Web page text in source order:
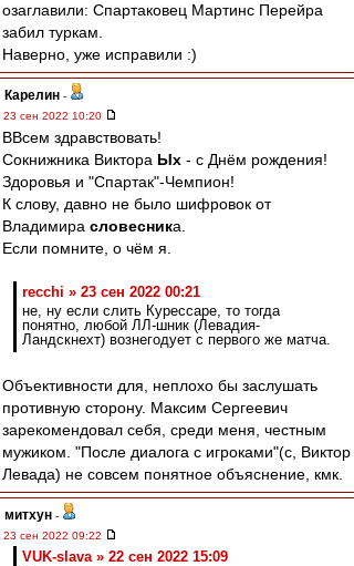
озаглавили: Спартаковец Мартинс Перейра
забил туркам.
Наверно, уже исправили :)
Карелин -
23 сен 2022 10:20
ВВсем здравствовать!
Сокнижника Виктора Ых - с Днём рождения!
Здоровья и "Спартак"-Чемпион!
К слову, давно не было шифровок от
Владимира словесника.
Если помните, о чём я.
recchi » 23 сен 2022 00:21
не, ну если слить Курессаре, то тогда
понятно, любой ЛЛ-шник (Левадия-
Ландскнехт) вознегодует с первого же матча.
Объективности для, неплохо бы заслушать
противную сторону. Максим Сергеевич
зарекомендовал себя, среди меня, честным
мужиком. "После диалога с игроками"(с, Виктор
Левада) не совсем понятное объяснение, кмк.
митхун -
23 сен 2022 09:22
VUK-slava » 22 сен 2022 15:09